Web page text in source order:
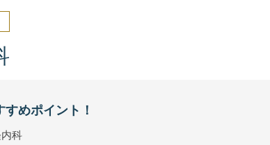
すめポイント！
科